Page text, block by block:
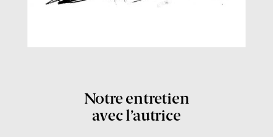
Notre entretien
avec l’autrice